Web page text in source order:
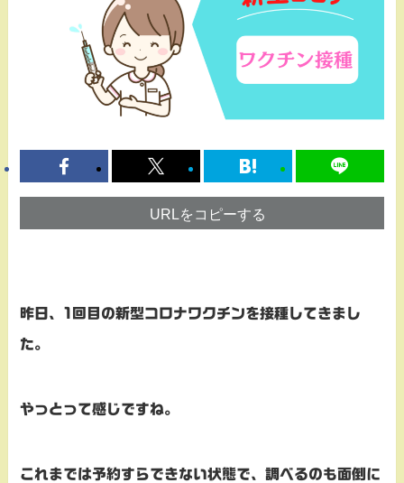
URLをコピーする
昨日、1回目の新型コロナワクチンを接種してきまし
た。
やっとって感じですね。
これまでは予約すらできない状態で、調べるのも面倒に